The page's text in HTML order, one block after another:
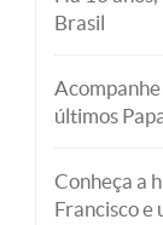
Brasil
últimos
Conheça a
Francisco e